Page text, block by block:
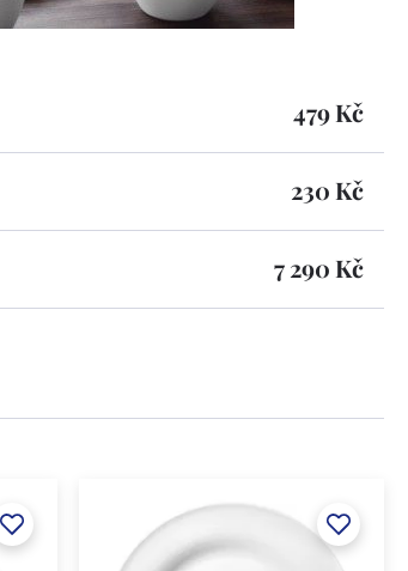
479 Kč
230 Kč
7 290 Kč